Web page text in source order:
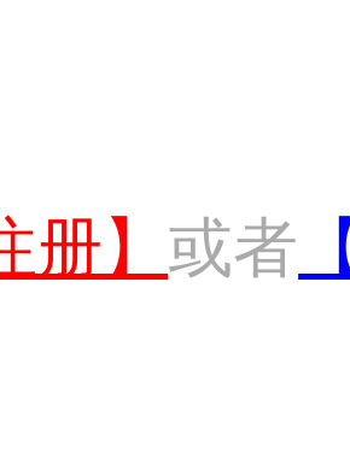
册】 或者